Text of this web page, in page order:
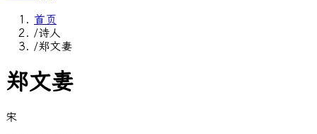
首页
/诗人
/郑文妻
郑文妻
宋